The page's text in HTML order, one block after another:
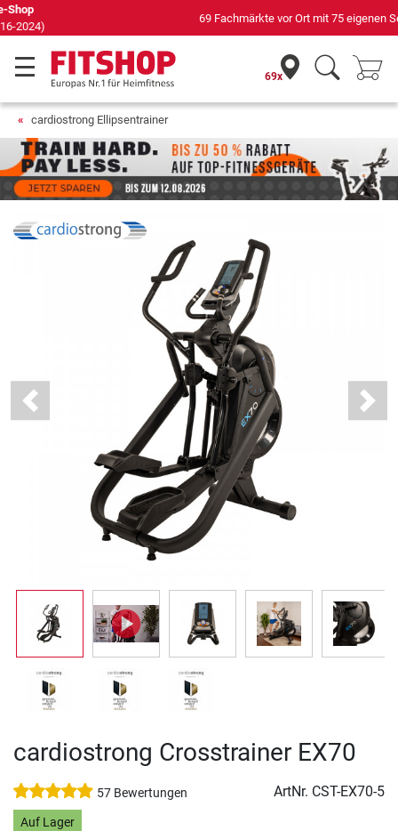
69 Fachmärkte vor Ort mit 75 eigenen Servicetechnikern
69x
cardiostrong Ellipsentrainer
Previous Next
cardiostrong Crosstrainer EX70
57 Bewertungen ArtNr. CST-EX70-5
Auf Lager